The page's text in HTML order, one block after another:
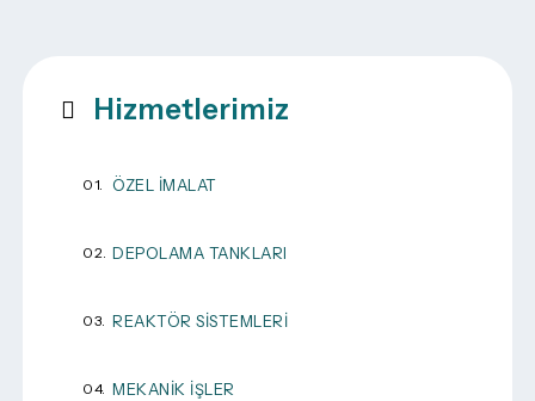
Hizmetlerimiz
ÖZEL İMALAT
DEPOLAMA TANKLARI
REAKTÖR SISTEMLERI
MEKANIK İŞLER